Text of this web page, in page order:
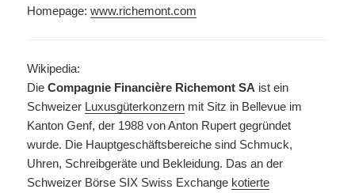
Homepage:www.richemont.com
Wikipedia:
DieCompagnie Financière Richemont SA ist ein
Schweizer Luxusgüterkonzern mit Sitz in Bellevue im
Kanton Genf, der 1988 von Anton Rupert gegründet
wurde. Die Hauptgeschäftsbereiche sind Schmuck,
Uhren, Schreibgeräte und Bekleidung. Das an der
Schweizer Börse SIX Swiss Exchange kotierte